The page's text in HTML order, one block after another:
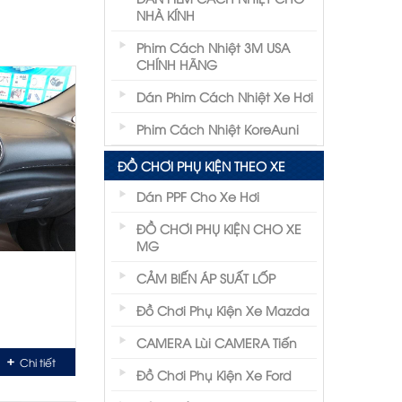
Chi tiết
NHÀ KÍNH
Phim Cách Nhiệt 3M USA
CHÍNH HÃNG
Dán Phim Cách Nhiệt Xe Hơi
Phim Cách Nhiệt KoreAuni
ĐỒ CHƠI PHỤ KIỆN THEO XE
Dán PPF Cho Xe Hơi
ĐỒ CHƠI PHỤ KIỆN CHO XE
MG
CẢM BIẾN ÁP SUẤT LỐP
Đồ Chơi Phụ Kiện Xe Mazda
CAMERA Lùi CAMERA Tiến
Đồ Chơi Phụ Kiện Xe Ford